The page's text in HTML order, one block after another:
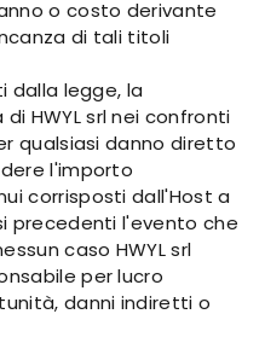
o costo derivante
di tali titoli
dalla legge, la
HWYL srl nei confronti
qualsiasi danno diretto
l'importo
corrisposti dall'Host a
precedenti l'evento che
caso HWYL srl
per lucro
danni indiretti o